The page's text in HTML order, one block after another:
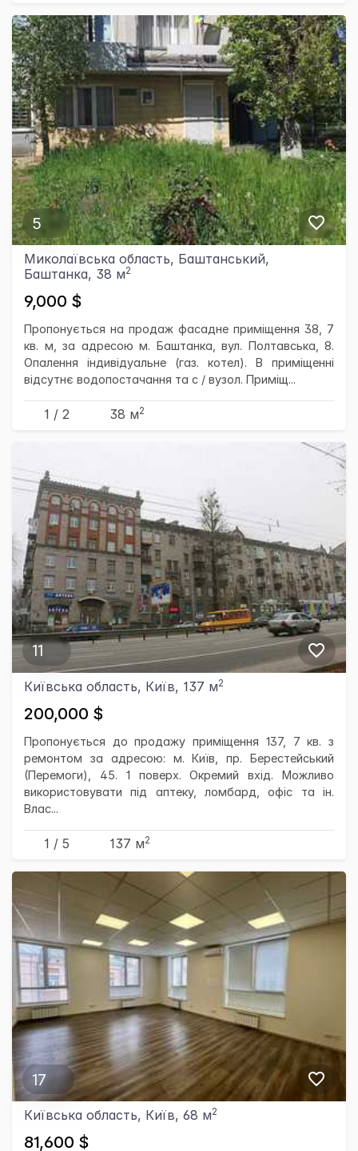
5
Миколаївська область, Баштанський,
Баштанка, 38 м2
9,000 $
Пропонується на продаж фасадне приміщення 38, 7
кв. м, за адресою м. Баштанка, вул. Полтавська, 8.
Опалення індивідуальне (газ. котел). В приміщенні
відсутнє водопостачання та с / вузол. Приміщ...
1 / 2 38 м2
11
Київська область, Київ, 137 м2
200,000 $
Пропонується до продажу приміщення 137, 7 кв. з
ремонтом за адресою: м. Київ, пр. Берестейський
(Перемоги), 45. 1 поверх. Окремий вхід. Можливо
використовувати під аптеку, ломбард, офіс та ін.
Влас...
1 / 5 137 м2
17
Київська область, Київ, 68 м2
81,600 $